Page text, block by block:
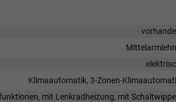
Klimaautomatik, 3-Zonen-
mit Lenkradheizung, mit